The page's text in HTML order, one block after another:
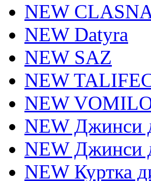
NEW
NEW Datyra
NEW SAZ
NEW
NEW
NEW Джинси
NEW Джинси
NEW Куртка